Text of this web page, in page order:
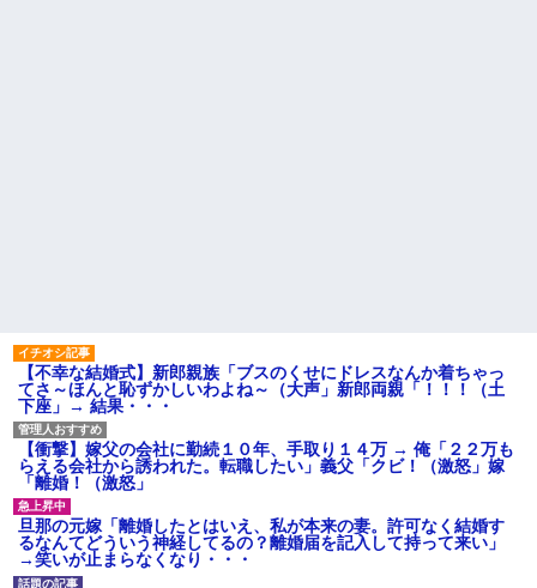
を渡した。その後は店員が無表
情になり、マスターも…
ハードオフに売っていた4万
4000円のフィギュアがヤバすぎ
るｗｗｗｗｗｗ「こんな高い
の？ｗｗ」「逆に超安い」
私「ちょっと、人の家の金庫
触らないでよ！」キチママ『そ
こに金庫があったから、開けて
みようとしただけ☆』義兄「泥
は出てけ！二度と来るな！」結
果・・・
私「初めて飲む味だけどなん
いて、その人の不満を言い返し
てしまった
主な税金の成り立ちを調べて
みたよ
【不幸な結婚式】新郎親族「ブスのくせにドレスなんか着ちゃっ
てさ～ほんと恥ずかしいわよね～（大声」新郎両親「！！！（土
下座」→ 結果・・・
【衝撃】嫁父の会社に勤続１０年、手取り１４万 → 俺「２２万も
らえる会社から誘われた。転職したい」義父「クビ！（激怒」嫁
「離婚！（激怒」
旦那の元嫁「離婚したとはいえ、私が本来の妻。許可なく結婚す
るなんてどういう神経してるの？離婚届を記入して持って来い」
→笑いが止まらなくなり・・・